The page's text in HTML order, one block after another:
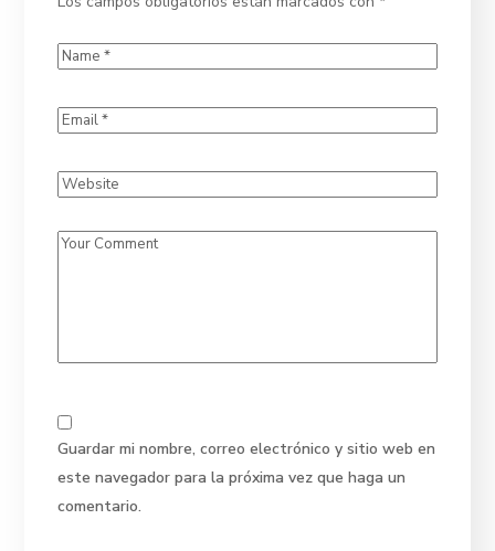
Guardar mi nombre, correo electrónico y sitio web en
este navegador para la próxima vez que haga un
comentario.